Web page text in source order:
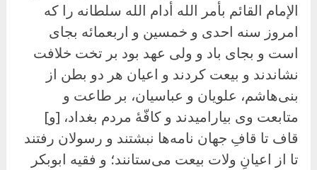
الإمام القائم بأمر الله أدام الله سلطانه را که
امروز سنه احدى و خمسین و اربعمائه بجای
است و بجای باد و ولی عهد بود بر تخت خلافت
نشاندند و بیعت کردند و اعیان هر دو بطن از
بنی‌هاشم، علویان و عباسیان، بر طاعت و
متابعت وی بیارامیدند و کافّهٔ مردم بغداد، [و]
قاف تا قافِ جهان نامه‌ها نبشتند و رسولان رفتند
تا از اعیانِ ولات بیعت می‌ستانند؛ و فقیه ابوبکر